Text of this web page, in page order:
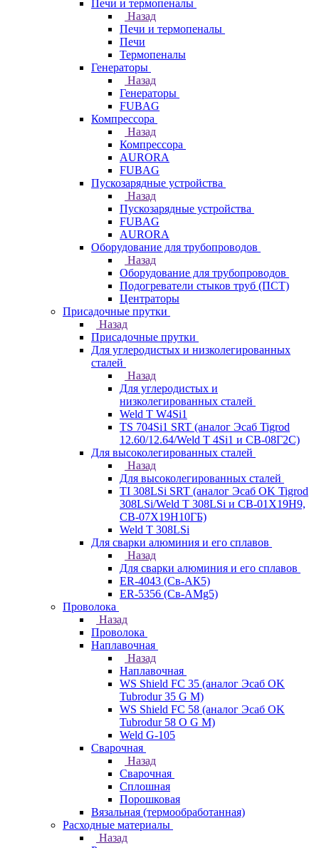
Печи и термопеналы
Назад
Печи и термопеналы
Печи
Термопеналы
Генераторы
Назад
Генераторы
FUBAG
Компрессора
Назад
Компрессора
AURORA
FUBAG
Пускозарядные устройства
Назад
Пускозарядные устройства
FUBAG
AURORA
Оборудование для трубопроводов
Назад
Оборудование для трубопроводов
Подогреватели стыков труб (ПСТ)
Центраторы
Присадочные прутки
Назад
Присадочные прутки
Для углеродистых и низколегированных
сталей
Назад
Для углеродистых и
низколегированных сталей
Weld T W4Si1
TS 704Si1 SRT (аналог Эсаб Tigrod
12.60/12.64/Weld T 4Si1 и СВ-08Г2С)
Для высоколегированных сталей
Назад
Для высоколегированных сталей
TI 308LSi SRT (аналог Эсаб OK Tigrod
308LSi/Weld T 308LSi и СВ-01Х19Н9,
СВ-07Х19Н10ГБ)
Weld T 308LSi
Для сварки алюминия и его сплавов
Назад
Для сварки алюминия и его сплавов
ER-4043 (Св-АК5)
ER-5356 (Св-АМg5)
Проволока
Назад
Проволока
Наплавочная
Назад
Наплавочная
WS Shield FC 35 (аналог Эсаб OK
Tubrodur 35 G M)
WS Shield FC 58 (аналог Эсаб OK
Tubrodur 58 O G M)
Weld G-105
Сварочная
Назад
Сварочная
Сплошная
Порошковая
Вязальная (термообработанная)
Расходные материалы
Назад